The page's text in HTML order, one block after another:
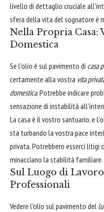
livello di dettaglio cruciale
sfera della vita del sognatore è
Nella Propria Casa:
Domestica
Se l'olio è sul pavimento di casa
certamente alla vostra vita
domestica. Potrebbe indicare
sensazione di instabilità
La casa è il vostro santuario, e
sta turbando la vostra pace
privata. Potrebbero esserci litigi
minacciano la stabilità familiare.
Sul Luogo di
Professionali
Vedere l'olio sul pavimento del